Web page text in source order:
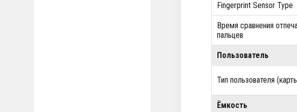
Fingerprint Sensor Type
Время сравнения
пальцев
Пользователь
Тип пользователя
Ёмкость